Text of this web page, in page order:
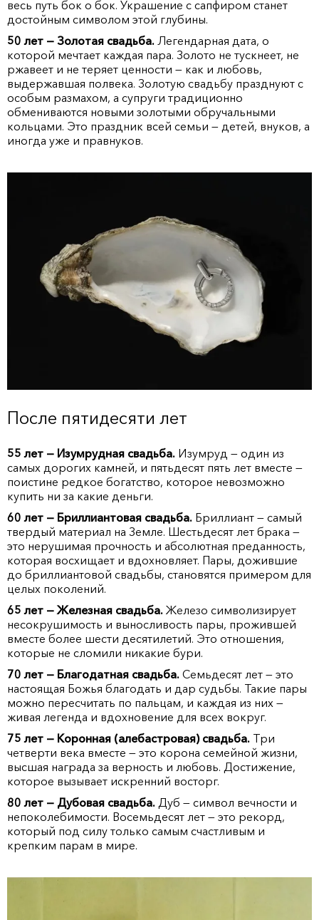
весь путь бок о бок. Украшение с сапфиром станет
достойным символом этой глубины.
50 лет — Золотая свадьба. Легендарная дата, о
которой мечтает каждая пара. Золото не тускнеет, не
ржавеет и не теряет ценности — как и любовь,
выдержавшая полвека. Золотую свадьбу празднуют с
особым размахом, а супруги традиционно
обмениваются новыми золотыми обручальными
кольцами. Это праздник всей семьи — детей, внуков, а
иногда уже и правнуков.
После пятидесяти лет
55 лет — Изумрудная свадьба. Изумруд — один из
самых дорогих камней, и пятьдесят пять лет вместе —
поистине редкое богатство, которое невозможно
купить ни за какие деньги.
60 лет — Бриллиантовая свадьба. Бриллиант — самый
твердый материал на Земле. Шестьдесят лет брака —
это нерушимая прочность и абсолютная преданность,
которая восхищает и вдохновляет. Пары, дожившие
до бриллиантовой свадьбы, становятся примером для
целых поколений.
65 лет — Железная свадьба. Железо символизирует
несокрушимость и выносливость пары, прожившей
вместе более шести десятилетий. Это отношения,
которые не сломили никакие бури.
70 лет — Благодатная свадьба. Семьдесят лет — это
настоящая Божья благодать и дар судьбы. Такие пары
можно пересчитать по пальцам, и каждая из них —
живая легенда и вдохновение для всех вокруг.
75 лет — Коронная (алебастровая) свадьба. Три
четверти века вместе — это корона семейной жизни,
высшая награда за верность и любовь. Достижение,
которое вызывает искренний восторг.
80 лет — Дубовая свадьба. Дуб — символ вечности и
непоколебимости. Восемьдесят лет — это рекорд,
который под силу только самым счастливым и
крепким парам в мире.